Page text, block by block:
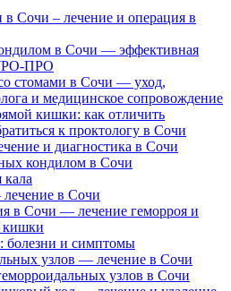
Сочи – лечение и операция в
в Сочи — эффективная
ПРО
стомами в Сочи — уход,
и медицинское сопровождение
кишки: как отличить
к проктологу в Сочи
и диагностика в Сочи
кондилом в Сочи
в Сочи
в Сочи — лечение геморроя и
кишки
болезни и симптомы
узлов — лечение в Сочи
узлов в Сочи